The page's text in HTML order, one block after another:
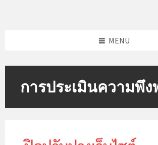
MENU
การประเมินความพึง